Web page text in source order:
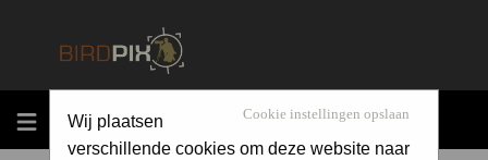
MENU Cookie instellingen opslaan
Wij plaatsen
verschillende cookies om deze website naar